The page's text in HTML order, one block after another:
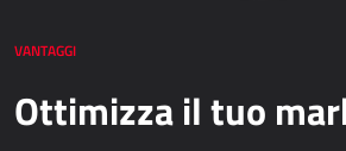
Power WMS
LAVORO SUL CAMPO
VANTAGGI
Ottimizza il tuo